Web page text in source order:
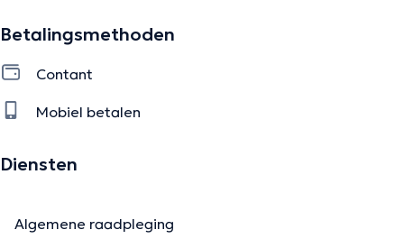
Betalingsmethoden
Contant
Mobiel betalen
Diensten
Algemene raadpleging